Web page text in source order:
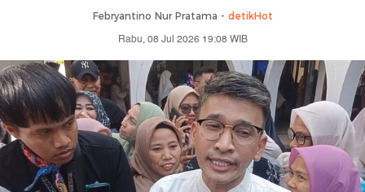
Febryantino Nur Pratama - detikHot
Rabu, 08 Jul 2026 19:08 WIB